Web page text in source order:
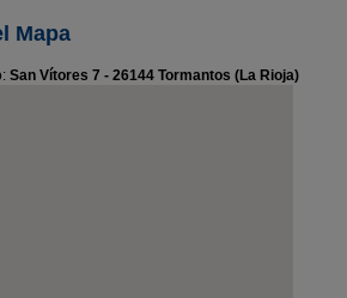
Mapa
San Vítores 7 - 26144 Tormantos (La Rioja)